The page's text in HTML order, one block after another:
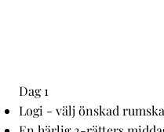
Dag 1
Logi - välj önskad